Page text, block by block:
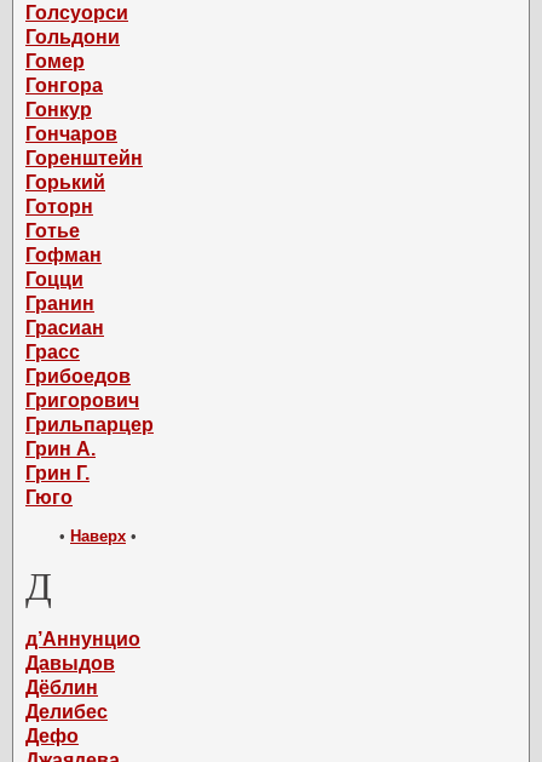
Голсуорси
Гольдони
Гомер
Гонгора
Гонкур
Гончаров
Горенштейн
Горький
Готорн
Готье
Гофман
Гоцци
Гранин
Грасиан
Грасс
Грибоедов
Григорович
Грильпарцер
Грин А.
Грин Г.
Гюго
• Наверх •
Д
д’Аннунцио
Давыдов
Дёблин
Делибес
Дефо